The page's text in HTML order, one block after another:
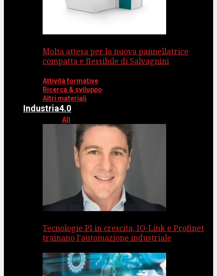
Molta attesa per la nuova pannellatrice
compatta e flessibile di Salvagnini
Attività formative
Ricerca & sviluppo
Altri materiali
Industria4.0
All
Tecnologie PI in crescita, IO-Link e Profinet
trainano l’automazione industriale